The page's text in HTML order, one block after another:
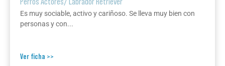
Es muy sociable, activo y cariñoso. Se lleva muy bien con
personas y con...
Ver ficha >>